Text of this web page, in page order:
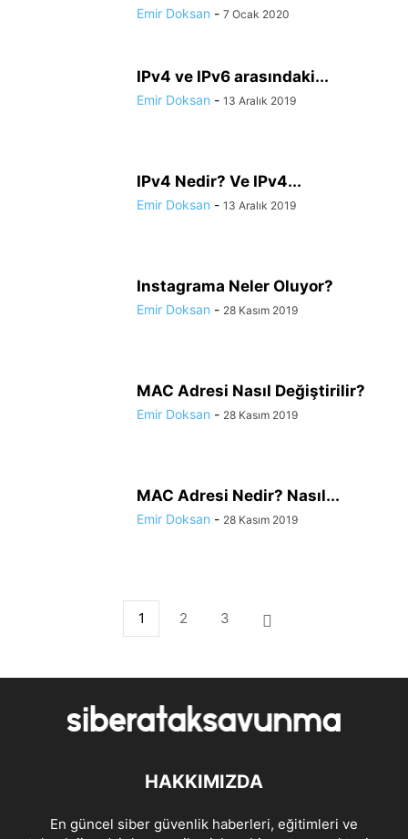
Emir Doksan - 7 Ocak 2020
IPv4 ve IPv6 arasındaki...
Emir Doksan - 13 Aralık 2019
IPv4 Nedir? Ve IPv4...
Emir Doksan - 13 Aralık 2019
Instagrama Neler Oluyor?
Emir Doksan - 28 Kasım 2019
MAC Adresi Nasıl Değiştirilir?
Emir Doksan - 28 Kasım 2019
MAC Adresi Nedir? Nasıl...
Emir Doksan - 28 Kasım 2019
1 2 3
HAKKIMIZDA
En güncel siber güvenlik haberleri, eğitimleri ve